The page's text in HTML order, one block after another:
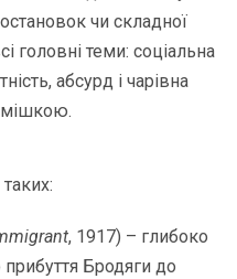
чи складної
головні теми: соціальна
абсурд і чарівна
, 1917) – глибоко
прибуття Бродяги до